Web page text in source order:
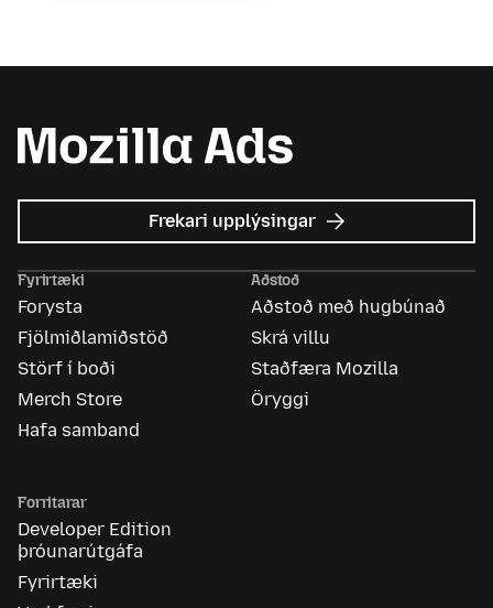
Frekari upplýsingar um
Mozilla
Fyrirtæki
Forysta
Fjölmiðlamiðstöð
Störf í boði
Merch Store
Hafa samband
Aðstoð
Aðstoð með hugbúnað
Skrá villu
Staðfæra Mozilla
Öryggi
Forritarar
Developer Edition
þróunarútgáfa
Fyrirtæki